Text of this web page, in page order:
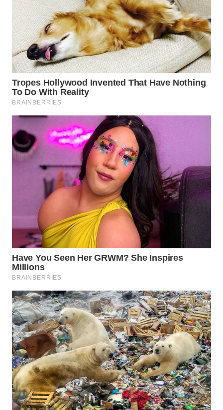
SERDANG
WN
TEBING
TINGGI
WN
PAKPAK
WN
KARAWANG
WN
BEKASI
WN
DEPOK
WN
TAPANULI
WN
SAMOSIR
WN
PADANG
LAWAS
WN
SUMEDANG